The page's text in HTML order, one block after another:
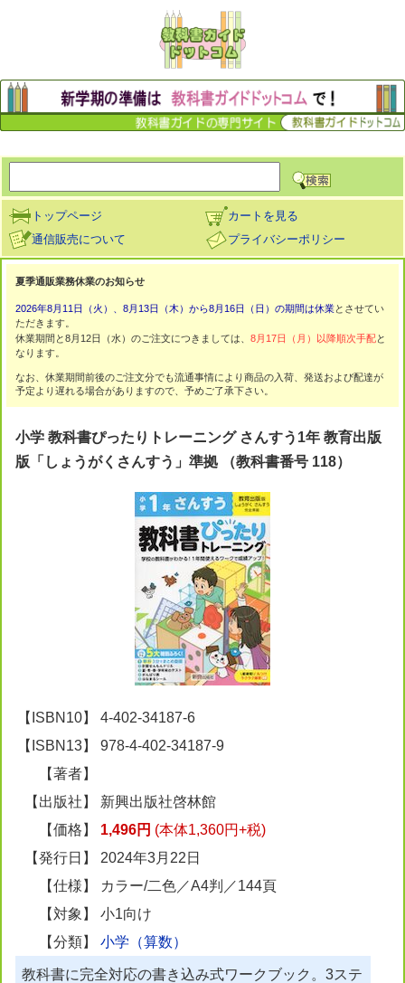
トップページ
カートを見る
通信販売について
プライバシーポリシー
夏季通販業務休業のお知らせ
2026年8月11日（火）、8月13日（木）から8月16日（日）の期間は休業とさせてい
ただきます。
休業期間と8月12日（水）のご注文につきましては、 8月17日（月）以降順次手配と
なります。
なお、休業期間前後のご注文分でも流通事情により商品の入荷、発送および配達が
予定より遅れる場合がありますので、予めご了承下さい。
小学 教科書ぴったりトレーニング さんすう1年 教育出版
版「しょうがくさんすう」準拠 （教科書番号 118）
【ISBN10】
4-402-34187-6
【ISBN13】
978-4-402-34187-9
【著者】
【出版社】
新興出版社啓林館
【価格】
1,496円 (本体1,360円+税)
【発行日】
2024年3月22日
【仕様】
カラー/二色／A4判／144頁
【対象】
小1向け
【分類】
小学（算数）
教科書に完全対応の書き込み式ワークブック。3ステ